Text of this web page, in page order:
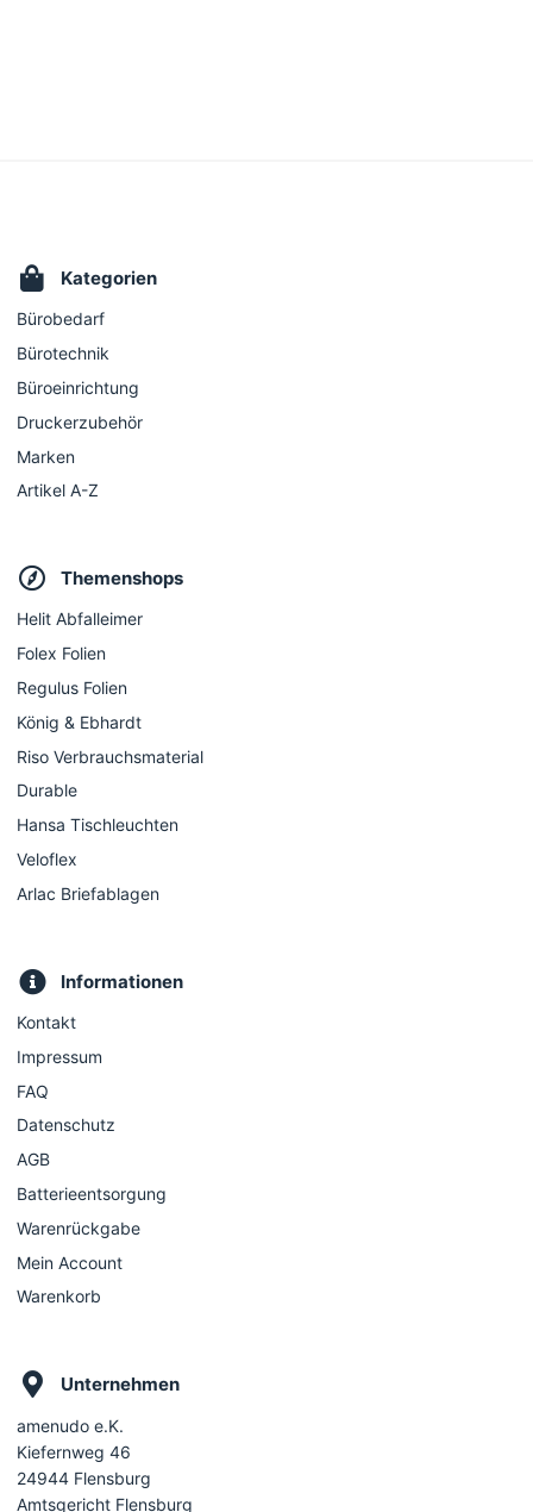
Kategorien
Bürobedarf
Bürotechnik
Büroeinrichtung
Druckerzubehör
Marken
Artikel A-Z
Themenshops
Helit Abfalleimer
Folex Folien
Regulus Folien
König & Ebhardt
Riso Verbrauchsmaterial
Durable
Hansa Tischleuchten
Veloflex
Arlac Briefablagen
Informationen
Kontakt
Impressum
FAQ
Datenschutz
AGB
Batterieentsorgung
Warenrückgabe
Mein Account
Warenkorb
Unternehmen
amenudo e.K.
Kiefernweg 46
24944 Flensburg
Amtsgericht Flensburg